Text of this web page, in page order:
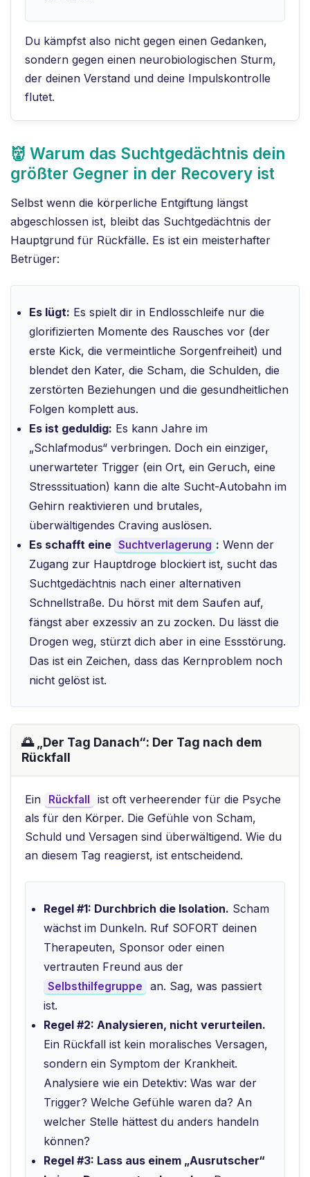
Du kämpfst also nicht gegen einen Gedanken,
sondern gegen einen neurobiologischen Sturm,
der deinen Verstand und deine Impulskontrolle
flutet.
👹 Warum das Suchtgedächtnis dein
größter Gegner in der Recovery ist
Selbst wenn die körperliche Entgiftung längst
abgeschlossen ist, bleibt das Suchtgedächtnis der
Hauptgrund für Rückfälle. Es ist ein meisterhafter
Betrüger:
Es lügt: Es spielt dir in Endlosschleife nur die
glorifizierten Momente des Rausches vor (der
erste Kick, die vermeintliche Sorgenfreiheit) und
blendet den Kater, die Scham, die Schulden, die
zerstörten Beziehungen und die gesundheitlichen
Folgen komplett aus.
Es ist geduldig: Es kann Jahre im
„Schlafmodus“ verbringen. Doch ein einziger,
unerwarteter Trigger (ein Ort, ein Geruch, eine
Stresssituation) kann die alte Sucht-Autobahn im
Gehirn reaktivieren und brutales,
überwältigendes Craving auslösen.
Es schafft eine Suchtverlagerung : Wenn der
Zugang zur Hauptdroge blockiert ist, sucht das
Suchtgedächtnis nach einer alternativen
Schnellstraße. Du hörst mit dem Saufen auf,
fängst aber exzessiv an zu zocken. Du lässt die
Drogen weg, stürzt dich aber in eine Essstörung.
Das ist ein Zeichen, dass das Kernproblem noch
nicht gelöst ist.
🌅 „Der Tag Danach“: Der Tag nach dem
Rückfall
Ein Rückfall
ist oft verheerender für die Psyche
als für den Körper. Die Gefühle von Scham,
Schuld und Versagen sind überwältigend. Wie du
an diesem Tag reagierst, ist entscheidend.
Regel #1: Durchbrich die Isolation. Scham
wächst im Dunkeln. Ruf SOFORT deinen
Therapeuten, Sponsor oder einen
vertrauten Freund aus der
Selbsthilfegruppe
an. Sag, was passiert
ist.
Regel #2: Analysieren, nicht verurteilen.
Ein Rückfall ist kein moralisches Versagen,
sondern ein Symptom der Krankheit.
Analysiere wie ein Detektiv: Was war der
Trigger? Welche Gefühle waren da? An
welcher Stelle hättest du anders handeln
können?
Regel #3: Lass aus einem „Ausrutscher“